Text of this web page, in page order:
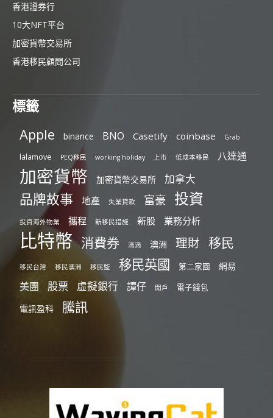
香港證券行
10大NFT平台
加密貨幣交易所
香港移民顧問公司
標籤
Apple binance BNO Casetify coinbase Grab
lalamove PEQ移民 working holiday 上市 低成本移民 八達通
加密貨幣 加密貨幣交易所 加拿大
品牌故事 地產 失業貸款 富豪 投資
投資海外物業 攜程 新移民措施 新股 業務分析
比特幣 消費券 滴滴 澳洲 理財 移民
移民台灣 移民澳洲 移民監 移民英國 第二家園 網易
美團 股票 虛擬銀行 譚仔 開戶 電子錢包
電訊盈科 騰訊